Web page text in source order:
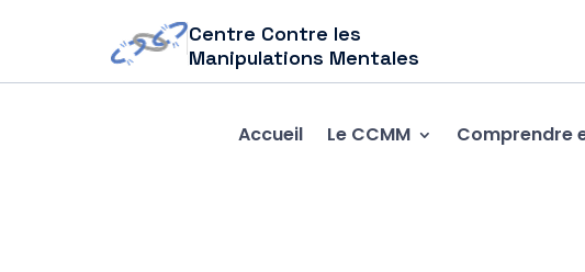
Centre Contre les
Manipulations Mentales
Accueil Le CCMM Comprendre